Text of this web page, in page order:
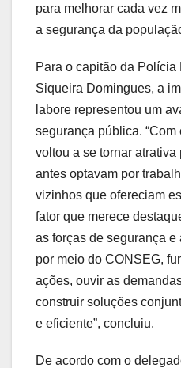
para melhorar cada vez
a segurança da
Para o capitão da
Siqueira Domingues, a
labore representou um
segurança pública.
voltou a se tornar
antes optavam por
vizinhos que ofereciam
fator que merece
as forças de segurança
por meio do CONSEG,
ações, ouvir as
construir soluções
e eficiente”, concluiu.
De acordo com o